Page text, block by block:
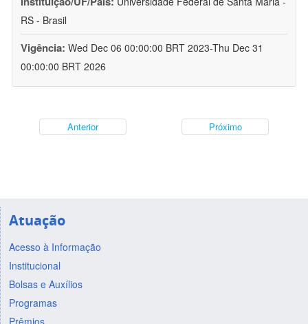
RS - Brasil
Vigência: Wed Dec 06 00:00:00 BRT 2023-Thu Dec 31
00:00:00 BRT 2026
Anterior Próximo
Atuação
Acesso à Informação
Institucional
Bolsas e Auxílios
Programas
Prêmios